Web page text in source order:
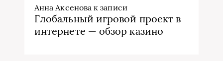
Анна Аксенова к записи
Глобальный игровой проект в
интернете — обзор казино